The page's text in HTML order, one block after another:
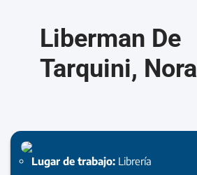
Liberman De
Tarquini, Nora
Lugar de trabajo: Librería